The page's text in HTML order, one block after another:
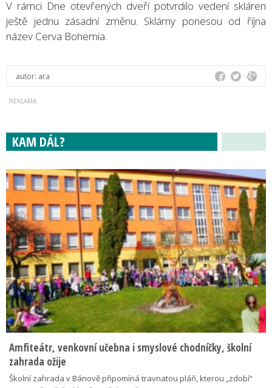
V rámci Dne otevřených dveří potvrdilo vedení skláren
ještě jednu zásadní změnu. Sklárny ponesou od října
název Cerva Bohemia.
autor: ara
KAM DÁL?
Amfiteátr, venkovní učebna i smyslové chodníčky, školní
zahrada ožije
Školní zahrada v Bánově připomíná travnatou pláň, kterou „zdobí“